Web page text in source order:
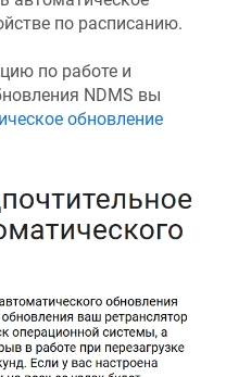
по расписанию.
по работе и
NDMS вы
обновление